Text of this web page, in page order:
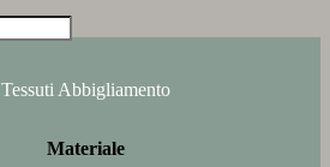
Tessuti Abbigliamento
Materiale